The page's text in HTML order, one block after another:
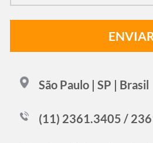
São Paulo | SP | Brasil
(11) 2361.3405 /